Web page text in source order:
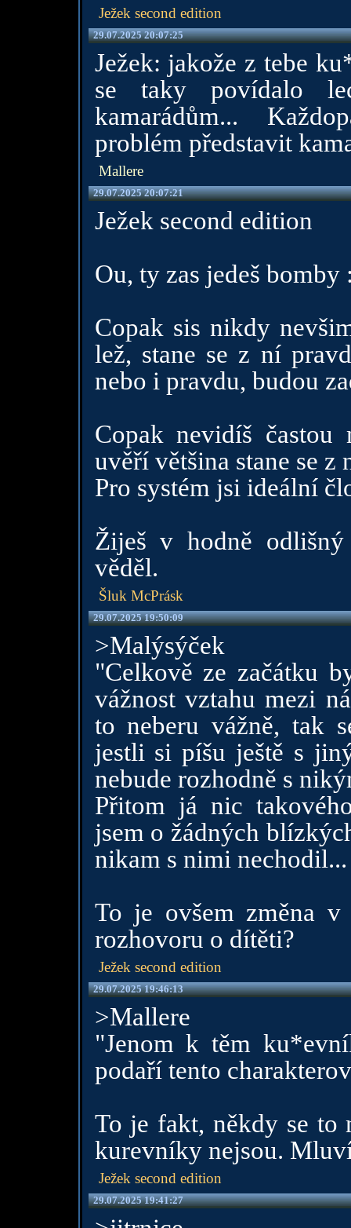
Ježek second edition
29.07.2025 20:07:25
Ježek: jakože z tebe
se taky povídalo
kamarádům...
problém představit
Mallere
29.07.2025 20:07:21
Ježek second edition
Ou, ty zas jedeš bomby
Copak sis nikdy
lež, stane se z ní
nebo i pravdu, budou
Copak nevidíš
uvěří většina stane se z
Pro systém jsi ideální
Žiješ v hodně
věděl.
Šluk McPrásk
29.07.2025 19:50:09
>Malýsýček
"Celkově ze začátku
vážnost vztahu mezi
to neberu vážně, tak
jestli si píšu ještě s
nebude rozhodně s
Přitom já nic
jsem o žádných
nikam s nimi
To je ovšem změna
rozhovoru o dítěti?
Ježek second edition
29.07.2025 19:46:13
>Mallere
"Jenom k těm
podaří tento
To je fakt, někdy se to
kurevníky nejsou.
Ježek second edition
29.07.2025 19:41:27